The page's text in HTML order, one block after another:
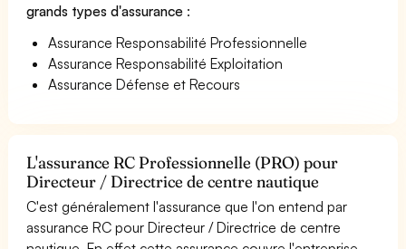
grands types d'assurance :
Assurance Responsabilité Professionnelle
Assurance Responsabilité Exploitation
Assurance Défense et Recours
L'assurance RC Professionnelle (PRO) pour
Directeur / Directrice de centre nautique
C'est généralement l'assurance que l'on entend par
assurance RC pour Directeur / Directrice de centre